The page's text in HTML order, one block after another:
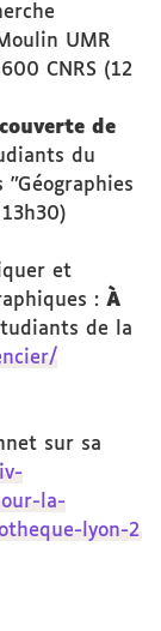
UMR
CNRS (12
de
du
et
: À
de la
sur sa
la-
lyon-2